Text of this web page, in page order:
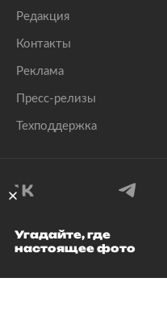
Редакция
Контакты
Реклама
Пресс-релизы
Техподдержка
© 1999–2026
Угадайте, где
настоящее фото